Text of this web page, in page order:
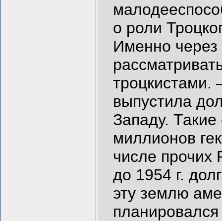
о роли
Именно через
выпустила
Западу. Такие
миллионов
числе прочих
до 1954 г.
эту землю